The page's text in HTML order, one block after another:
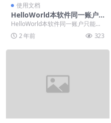
使用文档
HelloWorld本软件同一账户
只能一台电脑使用。
HelloWorld本软件同一账户只能一
台电脑使用。 用户登陆软件之后，
点击软件...
2 年前 323